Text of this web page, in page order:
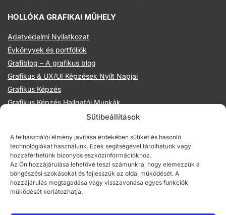
Sütibeállítások
A felhasználói élmény javítása érdekében sütiket és hasonló
technológiákat használunk. Ezek segítségével tárolhatunk vagy
hozzáférhetünk bizonyos eszközinformációkhoz.
Az Ön hozzájárulása lehetővé teszi számunkra, hogy elemezzük a
böngészési szokásokat és fejlesszük az oldal működését. A
hozzájárulás megtagadása vagy visszavonása egyes funkciók
működését korlátozhatja.
HOLLÓKA GRAFIKAI MŰHELY
Adatvédelmi Nyilatkozat
Évkönyvek és portfóliók
Grafiblog – A grafikus blog
Grafikus & UX/UI Képzések Nyílt Napjai
Grafikus Képzés
Grafikus Képzés Hallgatói Munkák
Illusztrációs management előadások
Mentoraink
Online grafikus és UX/UI képzések
Partnereink
Prezentációs technikák grafikusoknak